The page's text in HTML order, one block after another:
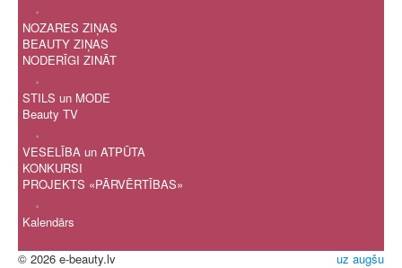
.
NOZARES ZIŅAS
BEAUTY ZIŅAS
NODERĪGI ZINĀT
.
STILS un MODE
Beauty TV
.
VESELĪBA un ATPŪTA
KONKURSI
PROJEKTS «PĀRVĒRTĪBAS»
.
Kalendārs
uz augšu
© 2026 e-beauty.lv